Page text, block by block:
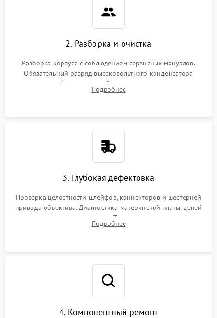
2. Разборка и очистка
Разборка корпуса с соблюдением сервисных мануалов.
Обязательный разряд высоковольтного конденсатора
вспышки для безопасности. Очистка внутренних узлов от
пыли, песка и следов влаги с помощью спецсредств.
Подробнее
3. Глубокая дефектовка
Проверка целостности шлейфов, коннекторов и шестерней
привода объектива. Диагностика материнской платы, цепей
питания и картоприемника. Тестирование механизма
затвора и блока внутрикамерной стабилизации.
Подробнее
4. Компонентный ремонт